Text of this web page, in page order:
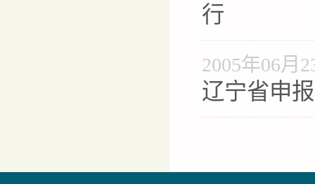
行
2005年06月
辽宁省申